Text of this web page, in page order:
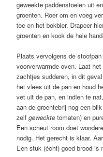
geweekte paddenstoelen uit
groenten. Roer om en voeg
toe en het bokbier. Drapeer
groenten en kook de hele
Plaats vervolgens de
voorverwarmde oven. Laat
zachtjes sudderen, in dit
het vlees uit de pan en houd
vet uit de pan, en indien te
aan de groentebrij nog een
zelfgeweckte tomaten) en
Een scheut room doet
nodig. Het gerecht is klaar.
Een stuk (écht) goed brood